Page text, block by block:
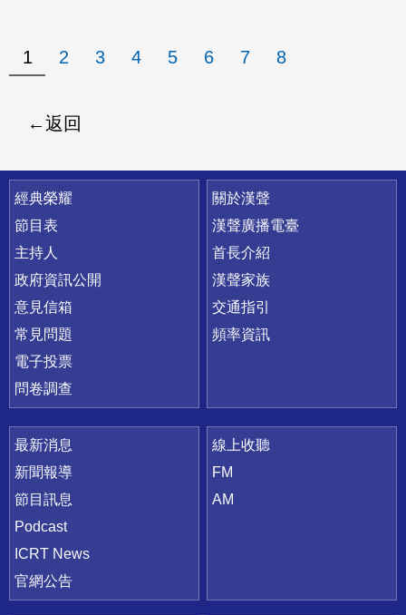
1 2 3 4 5 6 7 8
返回
快速連結
經典榮耀
節目表
主持人
政府資訊公開
意見信箱
常見問題
電子投票
問卷調查
關於漢聲
漢聲廣播電臺
首長介紹
漢聲家族
交通指引
頻率資訊
最新消息
新聞報導
節目訊息
Podcast
ICRT News
官網公告
線上收聽
FM
AM